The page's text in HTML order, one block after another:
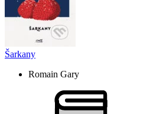
Šarkany
Romain Gary